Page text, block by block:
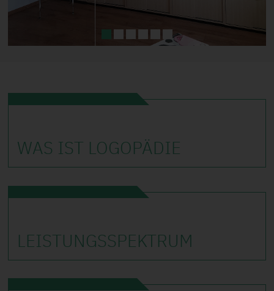
WAS IST LOGO­PÄDIE
LEISTUNGS­SPEKTRUM